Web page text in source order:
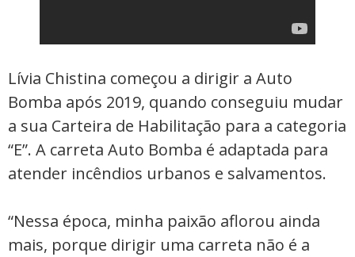
Lívia Chistina começou a dirigir a Auto
Bomba após 2019, quando conseguiu mudar
a sua Carteira de Habilitação para a categoria
“E”. A carreta Auto Bomba é adaptada para
atender incêndios urbanos e salvamentos.
“Nessa época, minha paixão aflorou ainda
mais, porque dirigir uma carreta não é a